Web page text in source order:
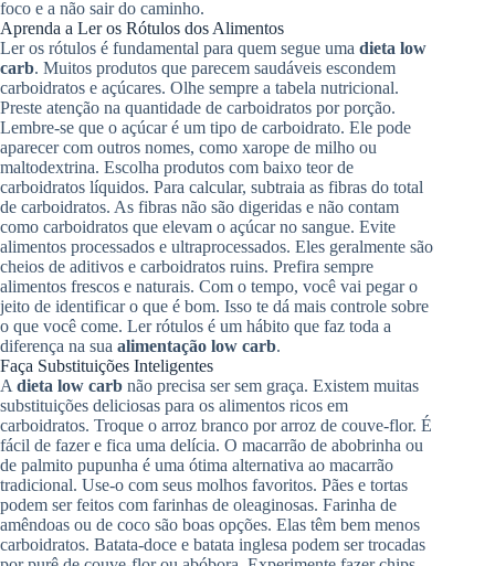
foco e a não sair do caminho.
Aprenda a Ler os Rótulos dos Alimentos
Ler os rótulos é fundamental para quem segue uma dieta low
carb. Muitos produtos que parecem saudáveis escondem
carboidratos e açúcares. Olhe sempre a tabela nutricional.
Preste atenção na quantidade de carboidratos por porção.
Lembre-se que o açúcar é um tipo de carboidrato. Ele pode
aparecer com outros nomes, como xarope de milho ou
maltodextrina. Escolha produtos com baixo teor de
carboidratos líquidos. Para calcular, subtraia as fibras do total
de carboidratos. As fibras não são digeridas e não contam
como carboidratos que elevam o açúcar no sangue. Evite
alimentos processados e ultraprocessados. Eles geralmente são
cheios de aditivos e carboidratos ruins. Prefira sempre
alimentos frescos e naturais. Com o tempo, você vai pegar o
jeito de identificar o que é bom. Isso te dá mais controle sobre
o que você come. Ler rótulos é um hábito que faz toda a
diferença na sua alimentação low carb.
Faça Substituições Inteligentes
A dieta low carb não precisa ser sem graça. Existem muitas
substituições deliciosas para os alimentos ricos em
carboidratos. Troque o arroz branco por arroz de couve-flor. É
fácil de fazer e fica uma delícia. O macarrão de abobrinha ou
de palmito pupunha é uma ótima alternativa ao macarrão
tradicional. Use-o com seus molhos favoritos. Pães e tortas
podem ser feitos com farinhas de oleaginosas. Farinha de
amêndoas ou de coco são boas opções. Elas têm bem menos
carboidratos. Batata-doce e batata inglesa podem ser trocadas